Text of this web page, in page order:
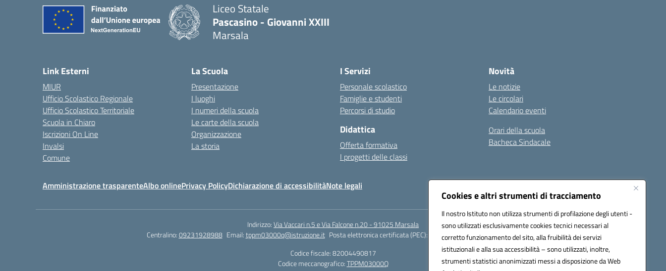
Cookies e altri strumenti di tracciamento
Il nostro Istituto non utilizza strumenti di profilazione degli utenti -
sono utilizzati esclusivamente cookies tecnici necessari al
corretto funzionamento del sito, alla fruibilità dei servizi
istituzionali e alla sua accessibilità – sono utilizzati, inoltre,
strumenti statistici anonimizzati messi a disposizione da Web
Liceo Statale
Pascasino - Giovanni XXIII
Marsala
Link Esterni
MIUR
Ufficio Scolastico Regionale
Ufficio Scolastico Territoriale
Scuola in Chiaro
Iscrizioni On Line
Invalsi
Comune
La Scuola
Presentazione
I luoghi
I numeri della scuola
Le carte della scuola
Organizzazione
La storia
I Servizi
Personale scolastico
Famiglie e studenti
Percorsi di studio
Didattica
Offerta formativa
I progetti delle classi
Novità
Le notizie
Le circolari
Calendario eventi
Orari della scuola
Bacheca Sindacale
Amministrazione trasparenteAlbo onlinePrivacy PolicyDichiarazione di accessibilitàNote legali Seguici su:
Indirizzo:Via Vaccari n.5 e Via Falcone n.20 - 91025 Marsala
Centralino:09231928988 Email:tppm03000q@istruzione.it Posta elettronica certificata (PEC):
tppm03000q@pec.istruzione.it
Codice fiscale: 82004490817
Codice meccanografico:TPPM03000Q